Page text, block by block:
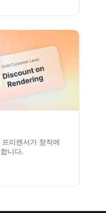
리랜서가 창작에
니다.